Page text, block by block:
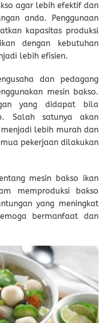
agar lebih efektif dan
anda. Penggunaan
kapasitas produksi
dengan kebutuhan
lebih efisien.
dan pedagang
mesin bakso.
yang didapat bila
Salah satunya akan
lebih murah dan
pekerjaan dilakukan
mesin bakso ikan
memproduksi bakso
yang meningkat
bermanfaat dan